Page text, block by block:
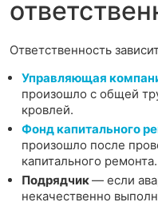
Ответственность
Управляющая
произошло с общей
кровлей.
Фонд капитального
произошло после
капитального ремонта.
Подрядчик— если
некачественно